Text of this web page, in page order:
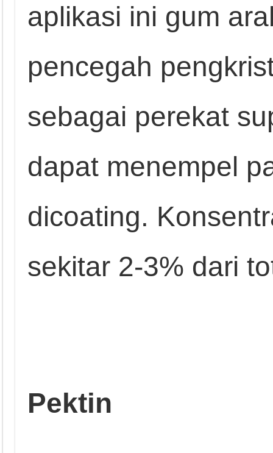
aplikasi ini gum
pencegah
sebagai perekat
dapat menempel
dicoating.
sekitar 2-3% dari
Pektin